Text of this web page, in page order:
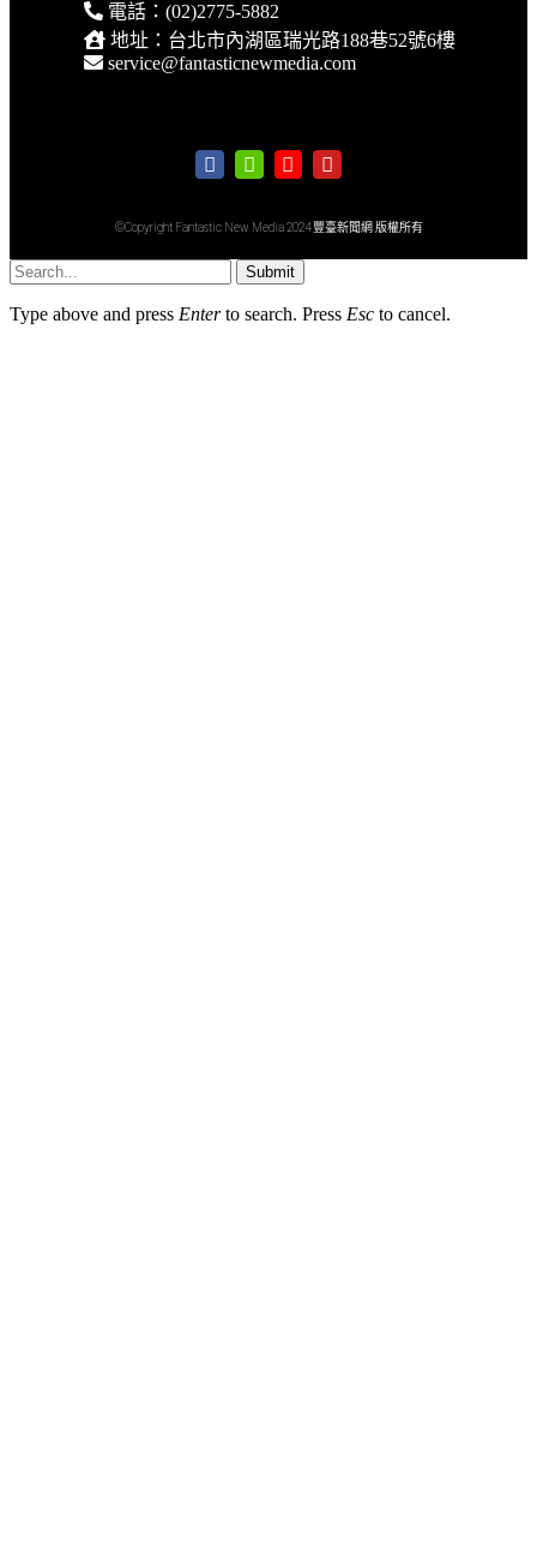
電話：(02)2775-5882
地址：台北市內湖區瑞光路188巷52號6樓
service@fantasticnewmedia.com
©Copyright Fantastic New Media 2024 豐臺新聞網 版權所有
Submit
Type above and press Enterto search. Press Esc to cancel.